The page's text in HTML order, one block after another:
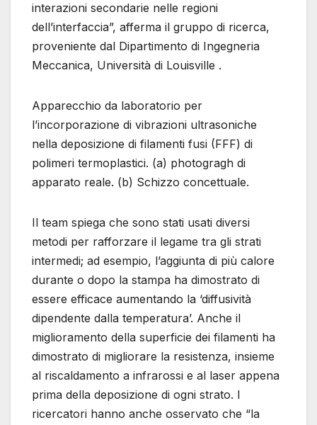
interazioni secondarie nelle regioni
dell’interfaccia”, afferma il gruppo di ricerca,
proveniente dal Dipartimento di Ingegneria
Meccanica, Università di Louisville .
Apparecchio da laboratorio per
l’incorporazione di vibrazioni ultrasoniche
nella deposizione di filamenti fusi (FFF) di
polimeri termoplastici. (a) photogragh di
apparato reale. (b) Schizzo concettuale.
Il team spiega che sono stati usati diversi
metodi per rafforzare il legame tra gli strati
intermedi; ad esempio, l’aggiunta di più calore
durante o dopo la stampa ha dimostrato di
essere efficace aumentando la ‘diffusività
dipendente dalla temperatura’. Anche il
miglioramento della superficie dei filamenti ha
dimostrato di migliorare la resistenza, insieme
al riscaldamento a infrarossi e al laser appena
prima della deposizione di ogni strato. I
ricercatori hanno anche osservato che “la